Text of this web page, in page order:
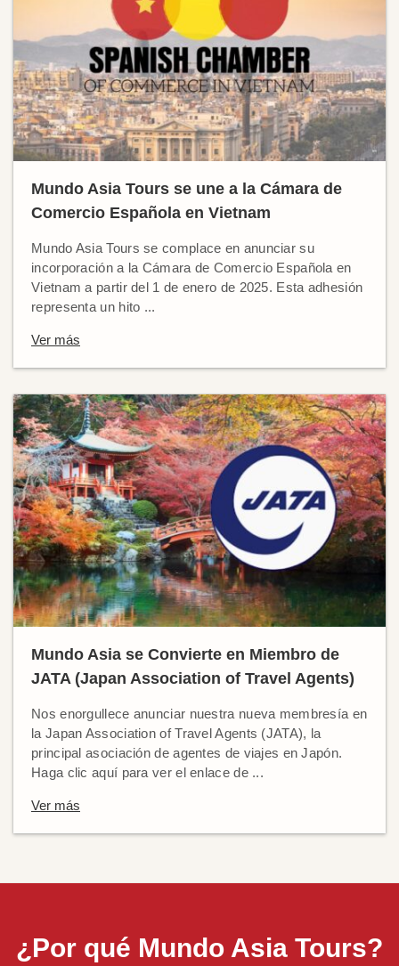
Mundo Asia Tours se une a la Cámara de
Comercio Española en Vietnam
Mundo Asia Tours se complace en anunciar su
incorporación a la Cámara de Comercio Española en
Vietnam a partir del 1 de enero de 2025. Esta adhesión
representa un hito ...
Ver más
Mundo Asia se Convierte en Miembro de
JATA (Japan Association of Travel Agents)
Nos enorgullece anunciar nuestra nueva membresía en
la Japan Association of Travel Agents (JATA), la
principal asociación de agentes de viajes en Japón.
Haga clic aquí para ver el enlace de ...
Ver más
¿Por qué Mundo Asia Tours?